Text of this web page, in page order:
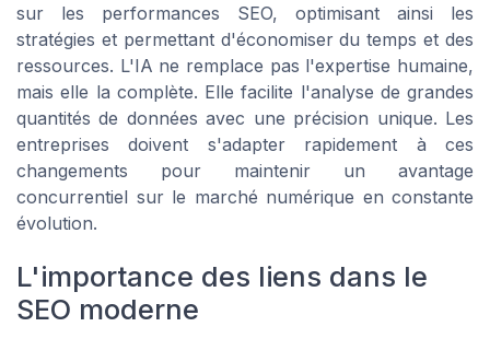
sur les performances SEO, optimisant ainsi les
stratégies et permettant d'économiser du temps et des
ressources. L'IA ne remplace pas l'expertise humaine,
mais elle la complète. Elle facilite l'analyse de grandes
quantités de données avec une précision unique. Les
entreprises doivent s'adapter rapidement à ces
changements pour maintenir un avantage
concurrentiel sur le marché numérique en constante
évolution.
L'importance des liens dans le
SEO moderne